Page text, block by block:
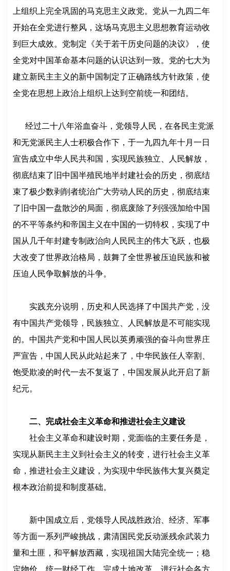
上组织上完全巩固的马克思主义政党。党从一九四二年
开始在全党进行整风，这场马克思主义思想教育运动收
到巨大成效。党制定《关于若干历史问题的决议》，使
全党对中国革命基本问题的认识达到一致。党的七大为
建立新民主主义的新中国制定了正确路线方针政策，使
全党在思想上政治上组织上达到空前统一和团结。
经过二十八年浴血奋斗，党领导人民，在各民主党派
和无党派民主人士积极合作下，于一九四九年十月一日
宣告成立中华人民共和国，实现民族独立、人民解放，
彻底结束了旧中国半殖民地半封建社会的历史，彻底结
束了极少数剥削者统治广大劳动人民的历史，彻底结束
了旧中国一盘散沙的局面，彻底废除了列强强加给中国
的不平等条约和帝国主义在中国的一切特权，实现了中
国从几千年封建专制政治向人民民主的伟大飞跃，也极
大改变了世界政治格局，鼓舞了全世界被压迫民族和被
压迫人民争取解放的斗争。
实践充分说明，历史和人民选择了中国共产党，没
有中国共产党领导，民族独立、人民解放是不可能实现
的。中国共产党和中国人民以英勇顽强的奋斗向世界庄
严宣告，中国人民从此站起来了，中华民族任人宰割、
饱受欺凌的时代一去不复返了，中国发展从此开启了新
纪元。
二、完成社会主义革命和推进社会主义建设
社会主义革命和建设时期，党面临的主要任务是，
实现从新民主主义到社会主义的转变，进行社会主义革
命，推进社会主义建设，为实现中华民族伟大复兴奠定
根本政治前提和制度基础。
新中国成立后，党领导人民战胜政治、经济、军事
等方面一系列严峻挑战，肃清国民党反动派残余武装力
量和土匪，和平解放西藏，实现祖国大陆完全统一；稳